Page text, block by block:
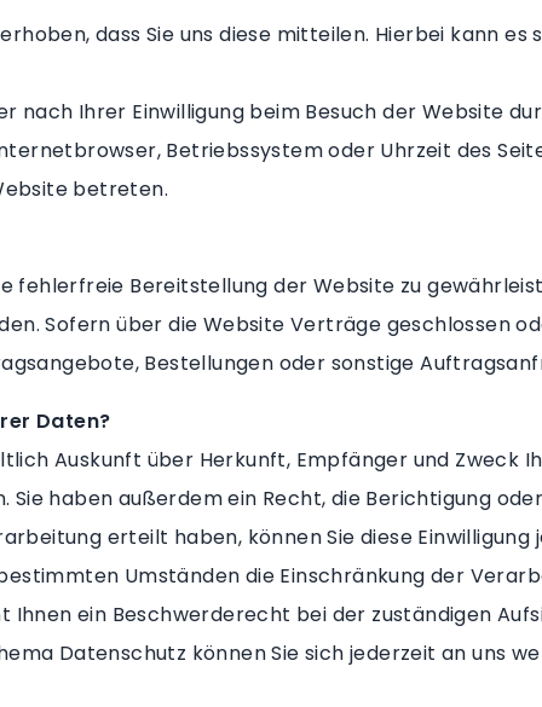
dass Sie uns diese mitteilen. Hierbei kann es
nach Ihrer Einwilligung beim Besuch der Website
Betriebssystem oder Uhrzeit des
betreten.
fehlerfreie Bereitstellung der Website zu
Sofern über die Website Verträge geschlossen
Bestellungen oder sonstige
Daten?
Auskunft über Herkunft, Empfänger und Zweck
haben außerdem ein Recht, die Berichtigung
erteilt haben, können Sie diese
Umständen die Einschränkung der
Ihnen ein Beschwerderecht bei der zuständigen
Datenschutz können Sie sich jederzeit an uns